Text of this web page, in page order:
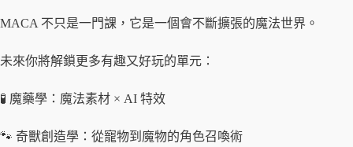
MACA 不只是一門課，它是一個會不斷擴張的魔法世界。
未來你將解鎖更多有趣又好玩的單元：
🧪 魔藥學：魔法素材 × AI 特效
🐾 奇獸創造學：從寵物到魔物的角色召喚術